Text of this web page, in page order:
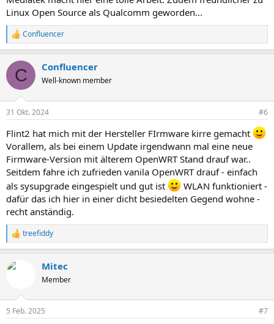
Linux Open Source als Qualcomm geworden...
R
e
k
i
e
:
Confluencer
C Confluencer
Well-known member
31 Okt. 2024 #6
Flint2 hat mich mit der Hersteller FIrmware kirre gemacht
Vorallem, als bei einem Update irgendwann mal eine neue
Firmware-Version mit älterem OpenWRT Stand drauf war..
Seitdem fahre ich zufrieden vanila OpenWRT drauf - einfach
als sysupgrade eingespielt und gut ist
WLAN funktioniert -
dafür das ich hier in einer dicht besiedelten Gegend wohne -
recht anständig.
R
e
k
e
treefiddy
Mitec
Member
5 Feb. 2025 #7